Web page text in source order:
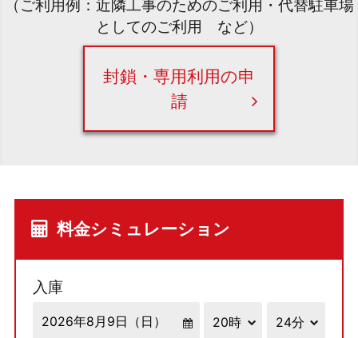
（ご利用例：近隣工事のためのご利用・代替駐車場
としてのご利用 など）
封鎖・専用利用の申
請
料金シミュレーション
入庫